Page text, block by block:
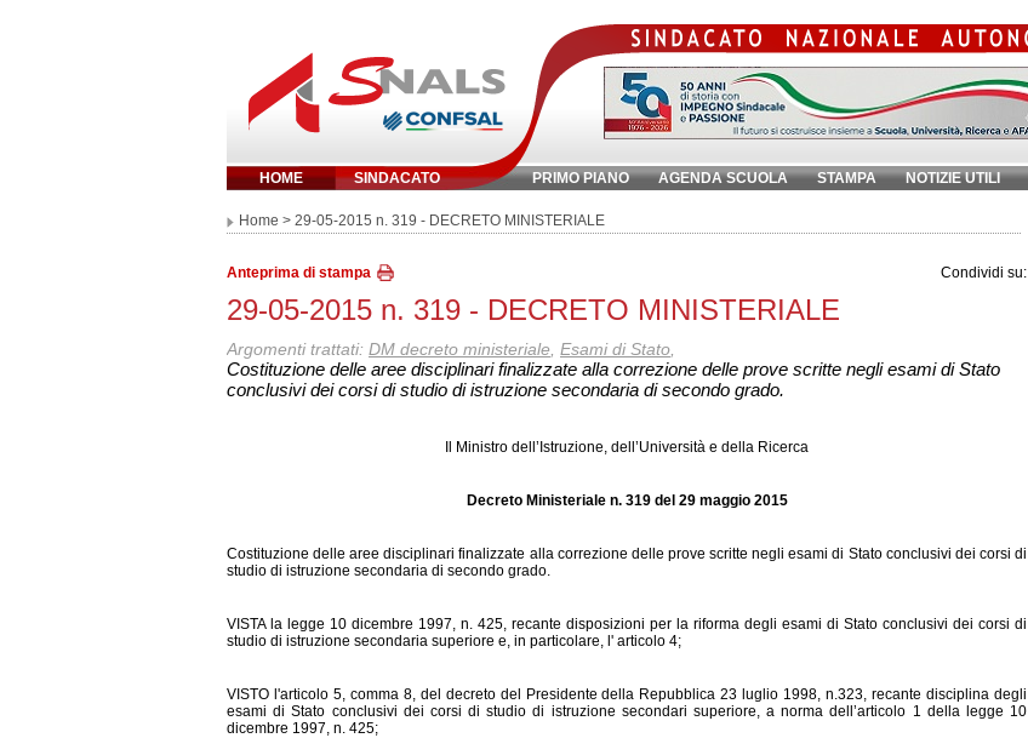
HOME SINDACATO PRIMO PIANO AGENDA SCUOLA STAMPA NOTIZIE UTILI
Inserisci parola chiave:
Home > 29-05-2015 n. 319 - DECRETO MINISTERIALE
Anteprima di stampa Condividi su:
29-05-2015 n. 319 - DECRETO MINISTERIALE
Argomenti trattati: DM decreto ministeriale Esami di Stato
Costituzione delle aree disciplinari finalizzate alla correzione delle prove scritte negli esami di Stato
conclusivi dei corsi di studio di istruzione secondaria di secondo grado.
Il Ministro dell’Istruzione, dell’Università e della Ricerca
Decreto Ministeriale n. 319 del 29 maggio 2015
Costituzione delle aree disciplinari finalizzate alla correzione delle prove scritte negli esami di Stato conclusivi dei corsi di
studio di istruzione secondaria di secondo grado.
VISTA la legge 10 dicembre 1997, n. 425, recante disposizioni per la riforma degli esami di Stato conclusivi dei corsi di
studio di istruzione secondaria superiore e, in particolare, l' articolo 4;
VISTO l'articolo 5, comma 8, del decreto del Presidente della Repubblica 23 luglio 1998, n.323, recante disciplina degli
esami di Stato conclusivi dei corsi di studio di istruzione secondari superiore, a norma dell’articolo 1 della legge 10
dicembre 1997, n. 425;